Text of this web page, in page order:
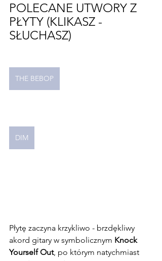
POLECANE UTWORY Z
PŁYTY (KLIKASZ -
SŁUCHASZ)
THE BEBOP
DIM
Płytę zaczyna krzykliwo - brzdękliwy
akord gitary w symbolicznym Knock
Yourself Out, po którym natychmiast